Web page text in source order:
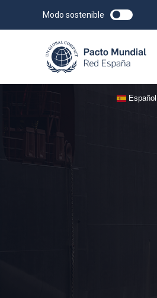
Modo sostenible
Español